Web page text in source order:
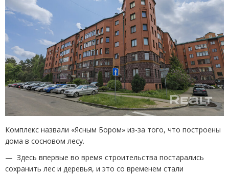
Комплекс назвали «Ясным Бором» из-за того, что построены
дома в сосновом лесу.
— Здесь впервые во время строительства постарались
сохранить лес и деревья, и это со временем стали